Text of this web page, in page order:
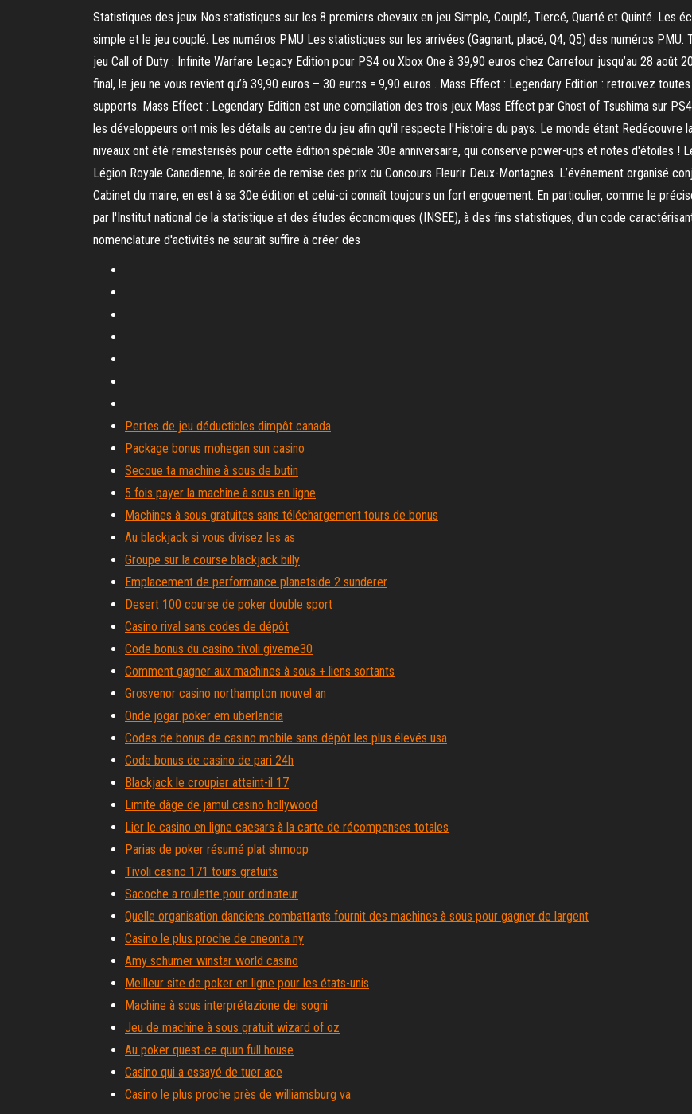
Statistiques des jeux Nos statistiques sur les 8 premiers chevaux en jeu Simple, Couplé, Tiercé, Quarté et Quinté. Les
simple et le jeu couplé. Les numéros PMU Les statistiques sur les arrivées (Gagnant, placé, Q4, Q5) des numéros PMU.
jeu Call of Duty : Infinite Warfare Legacy Edition pour PS4 ou Xbox One à 39,90 euros chez Carrefour jusqu’au 28 août
final, le jeu ne vous revient qu’à 39,90 euros – 30 euros = 9,90 euros . Mass Effect : Legendary Edition : retrouvez
supports. Mass Effect : Legendary Edition est une compilation des trois jeux Mass Effect par Ghost of Tsushima sur
les développeurs ont mis les détails au centre du jeu afin qu'il respecte l'Histoire du pays. Le monde étant Redécouvre
niveaux ont été remasterisés pour cette édition spéciale 30e anniversaire, qui conserve power-ups et notes d'étoiles !
Légion Royale Canadienne, la soirée de remise des prix du Concours Fleurir Deux-Montagnes. L’événement organisé
Cabinet du maire, en est à sa 30e édition et celui-ci connaît toujours un fort engouement. En particulier, comme le
par l'Institut national de la statistique et des études économiques (INSEE), à des fins statistiques, d'un code
nomenclature d'activités ne saurait suffire à créer des
Pertes de jeu déductibles dimpôt canada
Package bonus mohegan sun casino
Secoue ta machine à sous de butin
5 fois payer la machine à sous en ligne
Machines à sous gratuites sans téléchargement tours de bonus
Au blackjack si vous divisez les as
Groupe sur la course blackjack billy
Emplacement de performance planetside 2 sunderer
Desert 100 course de poker double sport
Casino rival sans codes de dépôt
Code bonus du casino tivoli giveme30
Comment gagner aux machines à sous + liens sortants
Grosvenor casino northampton nouvel an
Onde jogar poker em uberlandia
Codes de bonus de casino mobile sans dépôt les plus élevés usa
Code bonus de casino de pari 24h
Blackjack le croupier atteint-il 17
Limite dâge de jamul casino hollywood
Lier le casino en ligne caesars à la carte de récompenses totales
Parias de poker résumé plat shmoop
Tivoli casino 171 tours gratuits
Sacoche a roulette pour ordinateur
Quelle organisation danciens combattants fournit des machines à sous pour gagner de largent
Casino le plus proche de oneonta ny
Amy schumer winstar world casino
Meilleur site de poker en ligne pour les états-unis
Machine à sous interprétazione dei sogni
Jeu de machine à sous gratuit wizard of oz
Au poker quest-ce quun full house
Casino qui a essayé de tuer ace
Casino le plus proche près de williamsburg va